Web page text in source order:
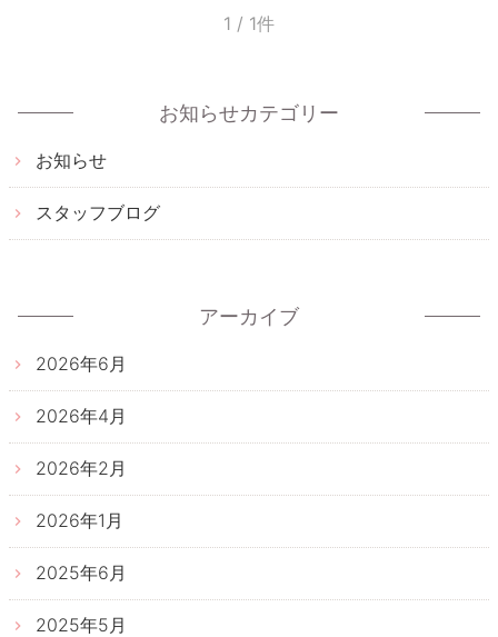
1 / 1件
お知らせカテゴリー
お知らせ
スタッフブログ
アーカイブ
2026年6月
2026年4月
2026年2月
2026年1月
2025年6月
2025年5月